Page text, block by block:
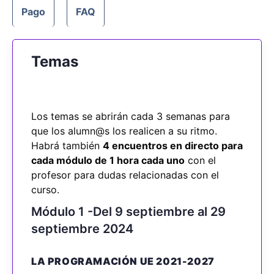
Pago FAQ
Temas
Los temas se abrirán cada 3 semanas para
que los alumn@s los realicen a su ritmo.
Habrá también 4 encuentros en directo para
cada módulo de 1 hora cada uno con el
profesor para dudas relacionadas con el
curso.
Módulo 1 -Del 9 septiembre al 29
septiembre 2024
LA PROGRAMACIÓN UE 2021-2027